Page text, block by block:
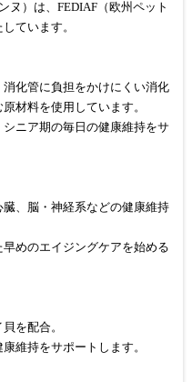
ヌ）は、FEDIAF（欧州ペット
ています。
化管に負担をかけにくい消化
材料を使用しています。
ニア期の毎日の健康維持をサ
、脳・神経系などの健康維持
めのエイジングケアを始める
を配合。
維持をサポートします。